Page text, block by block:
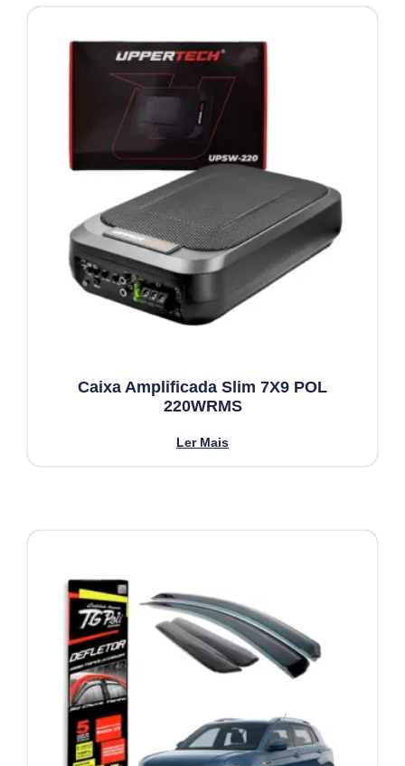
Caixa Amplificada Slim 7X9 POL
220WRMS
Ler Mais